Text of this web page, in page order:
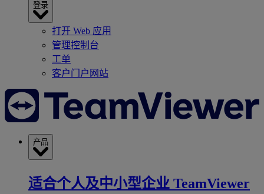
登录
打开 Web 应用
管理控制台
工单
客户门户网站
产品
适合个人及中小型企业 TeamViewer